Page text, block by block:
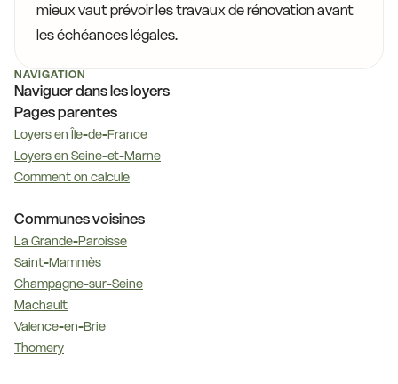
mieux vaut prévoir les travaux de rénovation avant
les échéances légales.
NAVIGATION
Naviguer dans les loyers
Pages parentes
Loyers en Île-de-France
Loyers en Seine-et-Marne
Comment on calcule
Communes voisines
La Grande-Paroisse
Saint-Mammès
Champagne-sur-Seine
Machault
Valence-en-Brie
Thomery